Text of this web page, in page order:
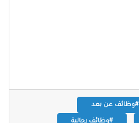
#وظائف عن بعد
#وظائف رجالية